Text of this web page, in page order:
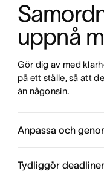
uppnå
Gör dig av med
på ett ställe, så att
än någonsin.
Anpassa och
Dela
informerade om
Tydliggör